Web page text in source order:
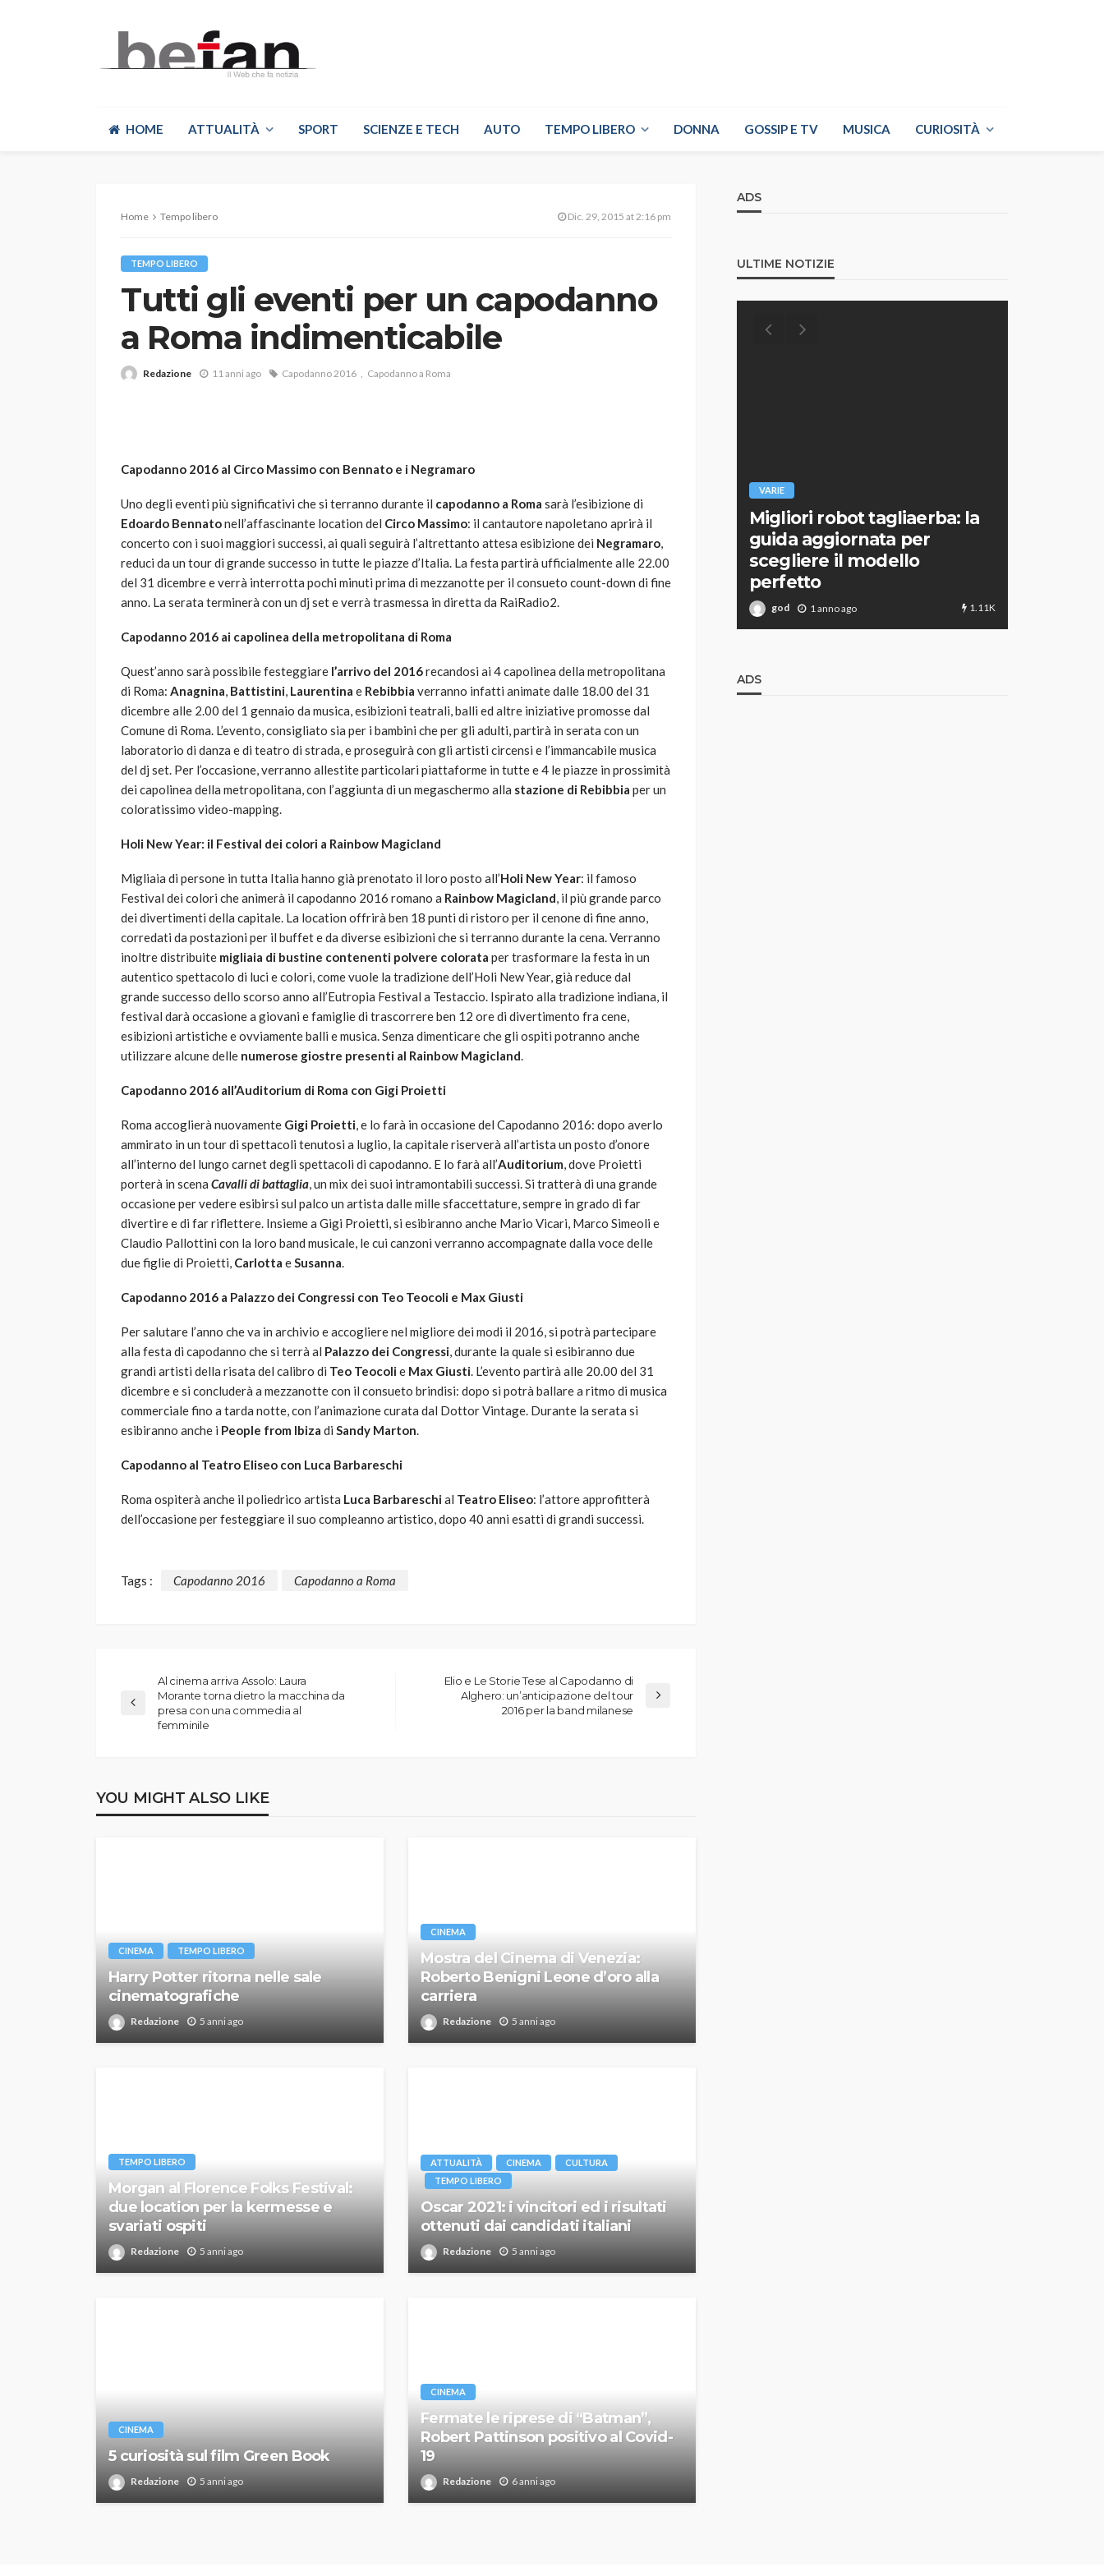
HOME ATTUALITÀ SPORT SCIENZE E TECH AUTO TEMPO LIBERO DONNA GOSSIP E TV MUSICA CURIOSITÀ
Home Tempo libero Dic. 29, 2015 at 2:16 pm
TEMPO LIBERO
Tutti gli eventi per un capodanno
a Roma indimenticabile
Redazione 11 anni ago Capodanno 2016 Capodanno a Roma
Capodanno 2016 al Circo Massimo con Bennato e i Negramaro
Uno degli eventi più significativi che si terranno durante il capodanno a Roma sarà l’esibizione di
Edoardo Bennatonell’affascinante location del Circo Massimo: il cantautore napoletano aprirà il
concerto con i suoi maggiori successi, ai quali seguirà l’altrettanto attesa esibizione dei Negramaro,
reduci da un tour di grande successo in tutte le piazze d’Italia. La festa partirà ufficialmente alle 22.00
del 31 dicembre e verrà interrotta pochi minuti prima di mezzanotte per il consueto count-down di fine
anno. La serata terminerà con un dj set e verrà trasmessa in diretta da RaiRadio2.
Capodanno 2016 ai capolinea della metropolitana di Roma
Quest’anno sarà possibile festeggiare l’arrivo del 2016recandosi ai 4 capolinea della metropolitana
di Roma: Anagnina, Battistini, Laurentina e Rebibbia verranno infatti animate dalle 18.00 del 31
dicembre alle 2.00 del 1 gennaio da musica, esibizioni teatrali, balli ed altre iniziative promosse dal
Comune di Roma. L’evento, consigliato sia per i bambini che per gli adulti, partirà in serata con un
laboratorio di danza e di teatro di strada, e proseguirà con gli artisti circensi e l’immancabile musica
del dj set. Per l’occasione, verranno allestite particolari piattaforme in tutte e 4 le piazze in prossimità
dei capolinea della metropolitana, con l’aggiunta di un megaschermo alla stazione di Rebibbia per un
coloratissimo video-mapping.
Holi New Year: il Festival dei colori a Rainbow Magicland
Migliaia di persone in tutta Italia hanno già prenotato il loro posto all’Holi New Year: il famoso
Festival dei colori che animerà il capodanno 2016 romano a Rainbow Magicland, il più grande parco
dei divertimenti della capitale. La location offrirà ben 18 punti di ristoro per il cenone di fine anno,
corredati da postazioni per il buffet e da diverse esibizioni che si terranno durante la cena. Verranno
inoltre distribuite migliaia di bustine contenenti polvere colorata per trasformare la festa in un
autentico spettacolo di luci e colori, come vuole la tradizione dell’Holi New Year, già reduce dal
grande successo dello scorso anno all’Eutropia Festival a Testaccio. Ispirato alla tradizione indiana, il
festival darà occasione a giovani e famiglie di trascorrere ben 12 ore di divertimento fra cene,
esibizioni artistiche e ovviamente balli e musica. Senza dimenticare che gli ospiti potranno anche
utilizzare alcune delle numerose giostre presenti al Rainbow Magicland.
Capodanno 2016 all’Auditorium di Roma con Gigi Proietti
Roma accoglierà nuovamente Gigi Proietti, e lo farà in occasione del Capodanno 2016: dopo averlo
ammirato in un tour di spettacoli tenutosi a luglio, la capitale riserverà all’artista un posto d’onore
all’interno del lungo carnet degli spettacoli di capodanno. E lo farà all’Auditorium, dove Proietti
porterà in scena Cavalli di battaglia, un mix dei suoi intramontabili successi. Si tratterà di una grande
occasione per vedere esibirsi sul palco un artista dalle mille sfaccettature, sempre in grado di far
divertire e di far riflettere. Insieme a Gigi Proietti, si esibiranno anche Mario Vicari, Marco Simeoli e
Claudio Pallottini con la loro band musicale, le cui canzoni verranno accompagnate dalla voce delle
due figlie di Proietti, Carlotta eSusanna.
Capodanno 2016 a Palazzo dei Congressi con Teo Teocoli e Max Giusti
Per salutare l’anno che va in archivio e accogliere nel migliore dei modi il 2016, si potrà partecipare
alla festa di capodanno che si terrà al Palazzo dei Congressi, durante la quale si esibiranno due
grandi artisti della risata del calibro di Teo Teocolie Max Giusti. L’evento partirà alle 20.00 del 31
dicembre e si concluderà a mezzanotte con il consueto brindisi: dopo si potrà ballare a ritmo di musica
commerciale fino a tarda notte, con l’animazione curata dal Dottor Vintage. Durante la serata si
esibiranno anche i People from Ibiza di Sandy Marton.
Capodanno al Teatro Eliseo con Luca Barbareschi
Roma ospiterà anche il poliedrico artista Luca Barbareschial Teatro Eliseo: l’attore approfitterà
dell’occasione per festeggiare il suo compleanno artistico, dopo 40 anni esatti di grandi successi.
Tags : Capodanno 2016 Capodanno a Roma
Al cinema arriva Assolo: Laura
Morante torna dietro la macchina da
presa con una commedia al
femminile
Elio e Le Storie Tese al Capodanno di
Alghero: un’anticipazione del tour
2016 per la band milanese
YOU MIGHT ALSO LIKE
CINEMA TEMPO LIBERO
Harry Potter ritorna nelle sale
cinematografiche
Redazione 5 anni ago
CINEMA
Mostra del Cinema di Venezia:
Roberto Benigni Leone d’oro alla
carriera
Redazione 5 anni ago
TEMPO LIBERO
Morgan al Florence Folks Festival:
due location per la kermesse e
svariati ospiti
Redazione 5 anni ago
ATTUALITÀ CINEMA
CULTURA
TEMPO LIBERO
Oscar 2021: i vincitori ed i risultati
ottenuti dai candidati italiani
Redazione 5 anni ago
CINEMA
5 curiosità sul film Green Book
Redazione 5 anni ago
CINEMA
Fermate le riprese di “Batman”,
Robert Pattinson positivo al Covid-
19
Redazione 6 anni ago
ADS
ULTIME NOTIZIE
quale
per il tuo prato
786
AUTO SPORT
MG alle Final 8 di Coppa
Davis: tennis mondiale e
passione per
l’automobilismo
abbracciano la stessa causa
god 9 mesi ago 583
TECHNOLOGY
Cambiare smartphone: se
hai la Partita IVA può farti
risparmiare sulle tasse
god 1 anno ago
VARIE
Migliori robot tagliaerba: la
guida aggiornata per
scegliere il modello
perfetto
god 1 anno ago 1.11K
ADS